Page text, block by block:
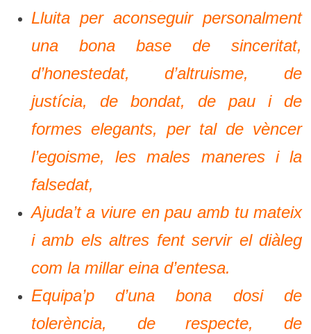
Lluita per aconseguir personalment
una bona base de sinceritat,
d’honestedat, d’altruisme, de
justícia, de bondat, de pau i de
formes elegants, per tal de vèncer
l’egoisme, les males maneres i la
falsedat,
Ajuda’t a viure en pau amb tu mateix
i amb els altres fent servir el diàleg
com la millar eina d’entesa.
Equipa’p d’una bona dosi de
tolerència, de respecte, de